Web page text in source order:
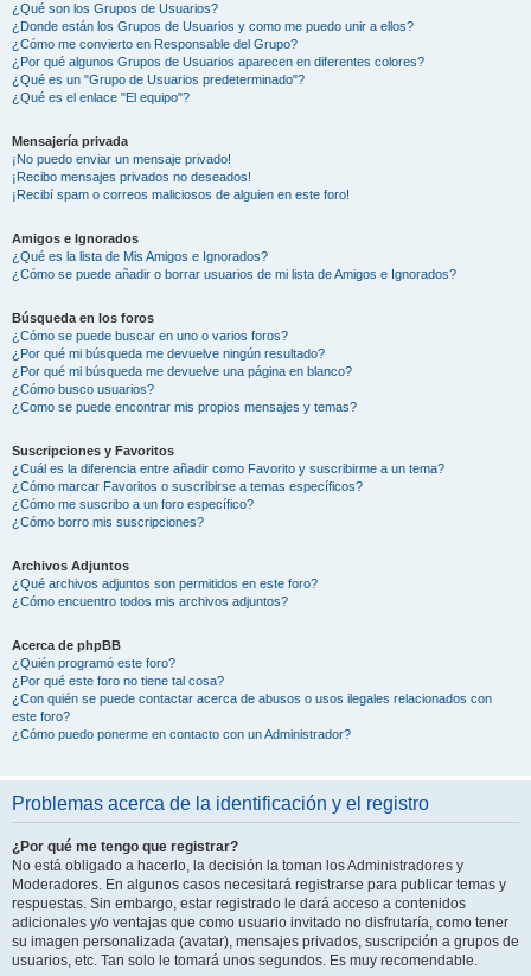
¿Qué son los Grupos de Usuarios?
¿Donde están los Grupos de Usuarios y como me puedo unir a ellos?
¿Cómo me convierto en Responsable del Grupo?
¿Por qué algunos Grupos de Usuarios aparecen en diferentes colores?
¿Qué es un "Grupo de Usuarios predeterminado"?
¿Qué es el enlace "El equipo"?
Mensajería privada
¡No puedo enviar un mensaje privado!
¡Recibo mensajes privados no deseados!
¡Recibí spam o correos maliciosos de alguien en este foro!
Amigos e Ignorados
¿Qué es la lista de Mis Amigos e Ignorados?
¿Cómo se puede añadir o borrar usuarios de mi lista de Amigos e Ignorados?
Búsqueda en los foros
¿Cómo se puede buscar en uno o varios foros?
¿Por qué mi búsqueda me devuelve ningún resultado?
¿Por qué mi búsqueda me devuelve una página en blanco?
¿Cómo busco usuarios?
¿Como se puede encontrar mis propios mensajes y temas?
Suscripciones y Favoritos
¿Cuál es la diferencia entre añadir como Favorito y suscribirme a un tema?
¿Cómo marcar Favoritos o suscribirse a temas específicos?
¿Cómo me suscribo a un foro específico?
¿Cómo borro mis suscripciones?
Archivos Adjuntos
¿Qué archivos adjuntos son permitidos en este foro?
¿Cómo encuentro todos mis archivos adjuntos?
Acerca de phpBB
¿Quién programó este foro?
¿Por qué este foro no tiene tal cosa?
¿Con quién se puede contactar acerca de abusos o usos ilegales relacionados con
este foro?
¿Cómo puedo ponerme en contacto con un Administrador?
Problemas acerca de la identificación y el registro
¿Por qué me tengo que registrar?
No está obligado a hacerlo, la decisión la toman los Administradores y
Moderadores. En algunos casos necesitará registrarse para publicar temas y
respuestas. Sin embargo, estar registrado le dará acceso a contenidos
adicionales y/o ventajas que como usuario invitado no disfrutaría, como tener
su imagen personalizada (avatar), mensajes privados, suscripción a grupos de
usuarios, etc. Tan solo le tomará unos segundos. Es muy recomendable.